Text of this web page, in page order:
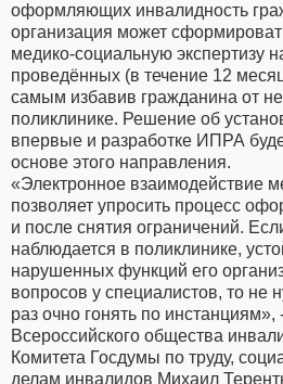
оформляющих инвалидность
организация может
медико-социальную экспертизу
проведённых (в течение 12
самым избавив гражданина от
поликлинике. Решение об
впервые и разработке ИПРА
основе этого направления.
«Электронное взаимодействие
позволяет упросить процесс
и после снятия ограничений.
наблюдается в поликлинике,
нарушенных функций его
вопросов у специалистов, то не
раз очно гонять по
Всероссийского общества
Комитета Госдумы по труду,
делам инвалидов Михаил